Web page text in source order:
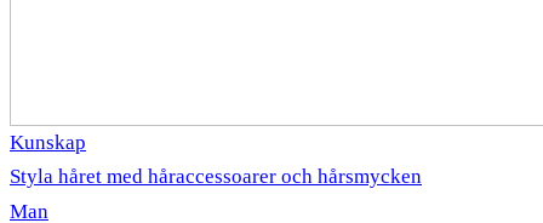
Kunskap
Styla håret med håraccessoarer och hårsmycken
Man